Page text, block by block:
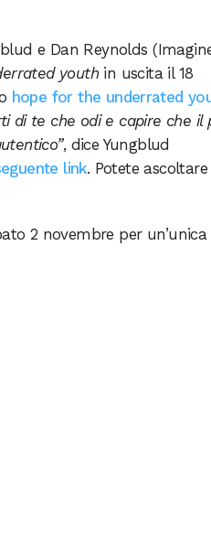
e Dan Reynolds
youthin uscita il 18
hope for the underrated
di te che odi e capire che il
, dice Yungblud
link. Potete ascoltare
2 novembre per un’unica